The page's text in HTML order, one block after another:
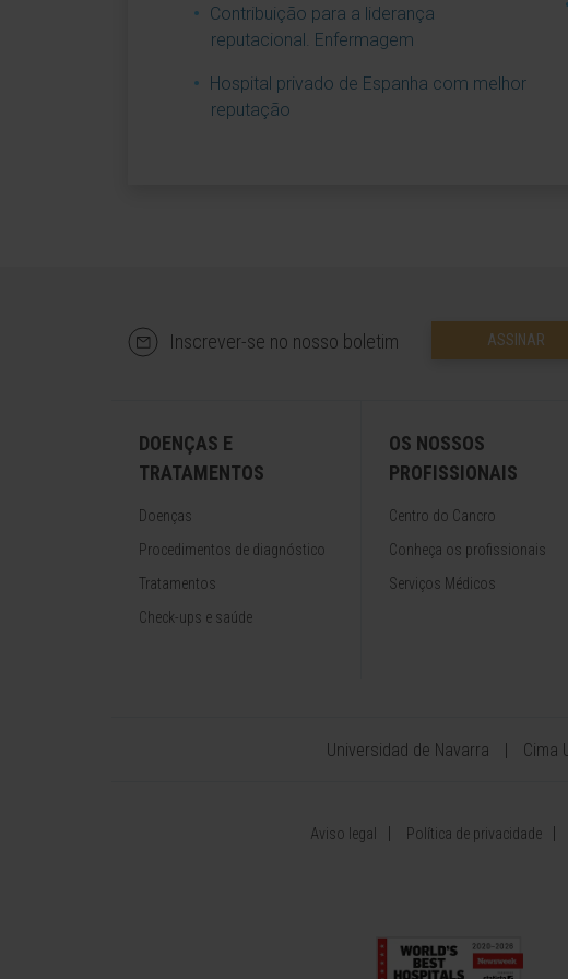
Contribuição para a liderança
reputacional. Enfermagem
Hospital privado de Espanha com melhor
reputação
Inscrever-se no nosso boletim ASSINAR
DOENÇAS E
TRATAMENTOS
Doenças
Procedimentos de diagnóstico
Tratamentos
Check-ups e saúde
OS NOSSOS
PROFISSIONAIS
Centro do Cancro
Conheça os profissionais
Serviços Médicos
Universidad de Navarra Cima
Aviso legal Política de privacidade